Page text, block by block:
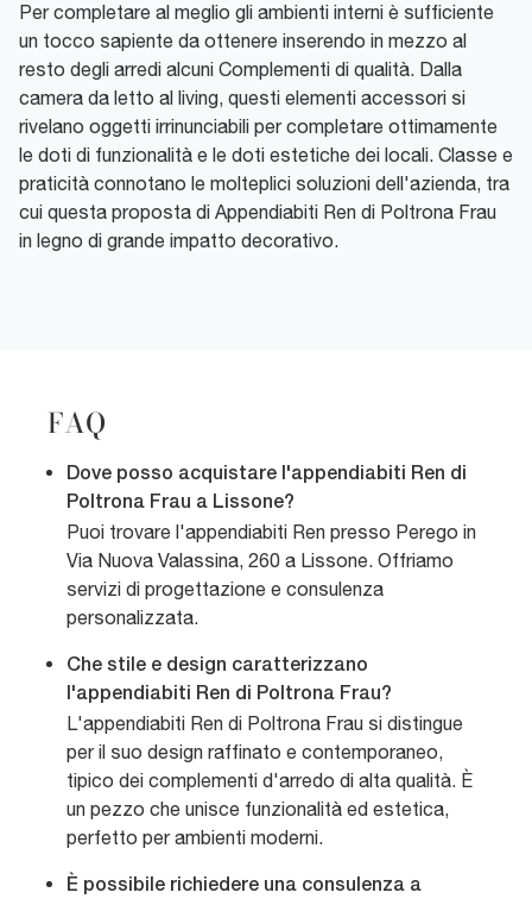
Per completare al meglio gli ambienti interni è sufficiente
un tocco sapiente da ottenere inserendo in mezzo al
resto degli arredi alcuni Complementi di qualità. Dalla
camera da letto al living, questi elementi accessori si
rivelano oggetti irrinunciabili per completare ottimamente
le doti di funzionalità e le doti estetiche dei locali. Classe e
praticità connotano le molteplici soluzioni dell'azienda, tra
cui questa proposta di Appendiabiti Ren di Poltrona Frau
in legno di grande impatto decorativo.
FAQ
Dove posso acquistare l'appendiabiti Ren di
Poltrona Frau a Lissone?
Puoi trovare l'appendiabiti Ren presso Perego in
Via Nuova Valassina, 260 a Lissone. Offriamo
servizi di progettazione e consulenza
personalizzata.
Che stile e design caratterizzano
l'appendiabiti Ren di Poltrona Frau?
L'appendiabiti Ren di Poltrona Frau si distingue
per il suo design raffinato e contemporaneo,
tipico dei complementi d'arredo di alta qualità. È
un pezzo che unisce funzionalità ed estetica,
perfetto per ambienti moderni.
È possibile richiedere una consulenza a